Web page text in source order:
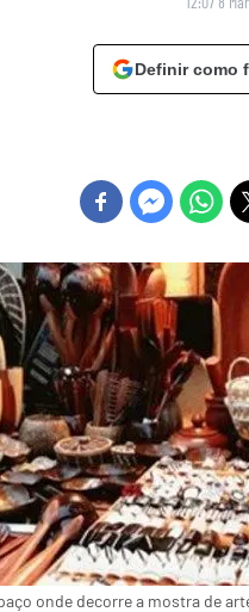
Definir como
onde decorre a mostra de